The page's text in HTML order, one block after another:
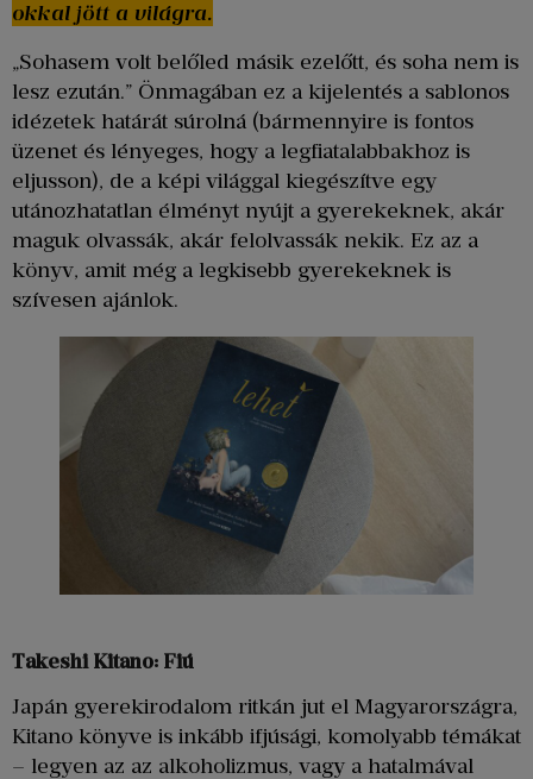
okkal jött a világra.
„Sohasem volt belőled másik ezelőtt, és soha nem is
lesz ezután.” Önmagában ez a kijelentés a sablonos
idézetek határát súrolná (bármennyire is fontos
üzenet és lényeges, hogy a legfiatalabbakhoz is
eljusson), de a képi világgal kiegészítve egy
utánozhatatlan élményt nyújt a gyerekeknek, akár
maguk olvassák, akár felolvassák nekik. Ez az a
könyv, amit még a legkisebb gyerekeknek is
szívesen ajánlok.
Takeshi Kitano: Fiú
Japán gyerekirodalom ritkán jut el Magyarországra,
Kitano könyve is inkább ifjúsági, komolyabb témákat
– legyen az az alkoholizmus, vagy a hatalmával